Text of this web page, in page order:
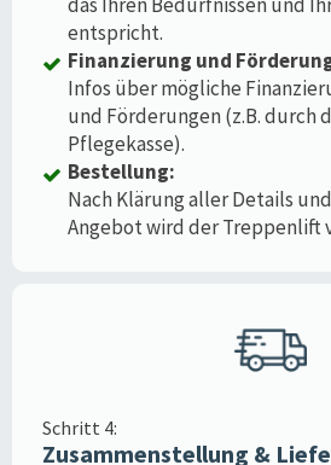
entspricht.
Finanzierung und
Infos über mögliche
und Förderungen (z.B. durch
Pflegekasse).
Bestellung:
Nach Klärung aller Details
Angebot wird der Treppenlift
Schritt 4:
Zusammenstellung &